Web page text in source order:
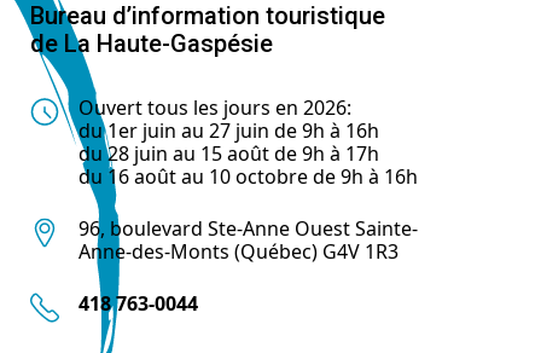
Bureau d’information touristique
de La Haute-Gaspésie
Ouvert tous les jours en 2026:
du 1er juin au 27 juin de 9h à 16h
du 28 juin au 15 août de 9h à 17h
du 16 août au 10 octobre de 9h à 16h
96, boulevard Ste-Anne Ouest Sainte-
Anne-des-Monts (Québec) G4V 1R3
418 763-0044